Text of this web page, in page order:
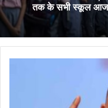
भारी बारिश का कहर,
तक के सभी स्कूल
झारखंड के
सीधे होगी बातचीत,